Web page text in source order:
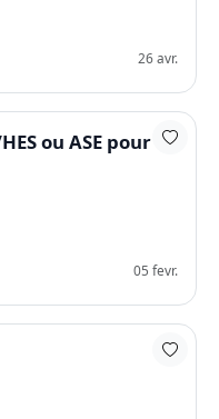
26 avr.
ou ASE pour
05 fevr.